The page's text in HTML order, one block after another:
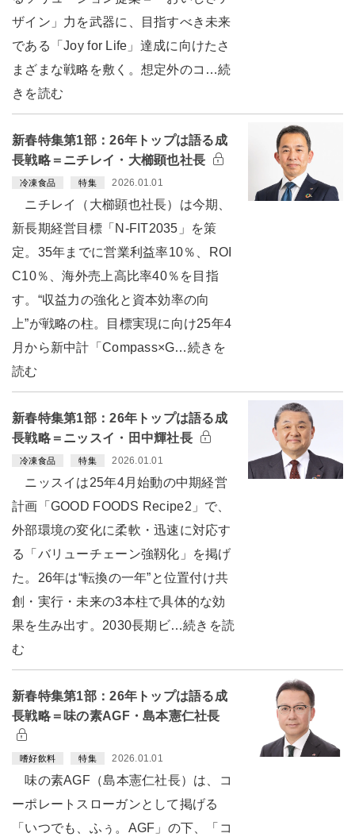
ザイン」力を武器に、目指すべき未来
である「Joy for Life」達成に向けたさ
まざまな戦略を敷く。想定外のコ…続
きを読む
新春特集第1部：26年トップは語る成
長戦略＝ニチレイ・大櫛顕也社長
冷凍食品 特集 2026.01.01
ニチレイ（大櫛顕也社長）は今期、
新長期経営目標「N-FIT2035」を策
定。35年までに営業利益率10％、ROI
C10％、海外売上高比率40％を目指
す。“収益力の強化と資本効率の向
上”が戦略の柱。目標実現に向け25年4
月から新中計「Compass×G…続きを
読む
新春特集第1部：26年トップは語る成
長戦略＝ニッスイ・田中輝社長
冷凍食品 特集 2026.01.01
ニッスイは25年4月始動の中期経営
計画「GOOD FOODS Recipe2」で、
外部環境の変化に柔軟・迅速に対応す
る「バリューチェーン強靱化」を掲げ
た。26年は“転換の一年”と位置付け共
創・実行・未来の3本柱で具体的な効
果を生み出す。2030長期ビ…続きを読
む
新春特集第1部：26年トップは語る成
長戦略＝味の素AGF・島本憲仁社長
嗜好飲料 特集 2026.01.01
味の素AGF（島本憲仁社長）は、コ
ーポレートスローガンとして掲げる
「いつでも、ふぅ。AGF」の下、「コ